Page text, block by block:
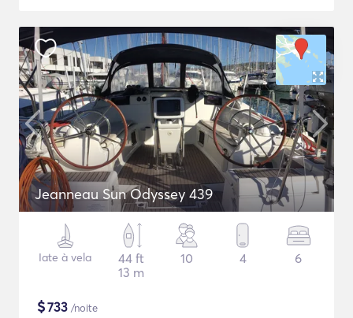
Jeanneau Sun Odyssey 439
Iate à vela
44 ft
13 m
10 4 6
$733 /noite